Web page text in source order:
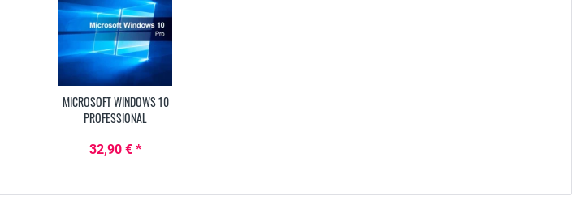
MICROSOFT WINDOWS 10
PROFESSIONAL
32,90 € *